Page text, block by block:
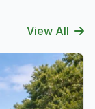
View All
Verified